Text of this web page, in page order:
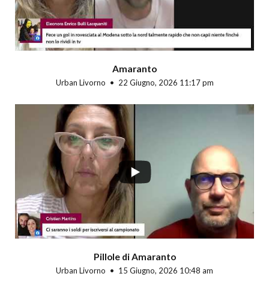
Amaranto
Urban Livorno 22 Giugno, 2026 11:17 pm
Pillole di Amaranto
Urban Livorno 15 Giugno, 2026 10:48 am